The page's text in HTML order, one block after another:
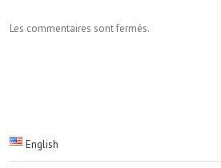
Les commentaires sont fermés.
English